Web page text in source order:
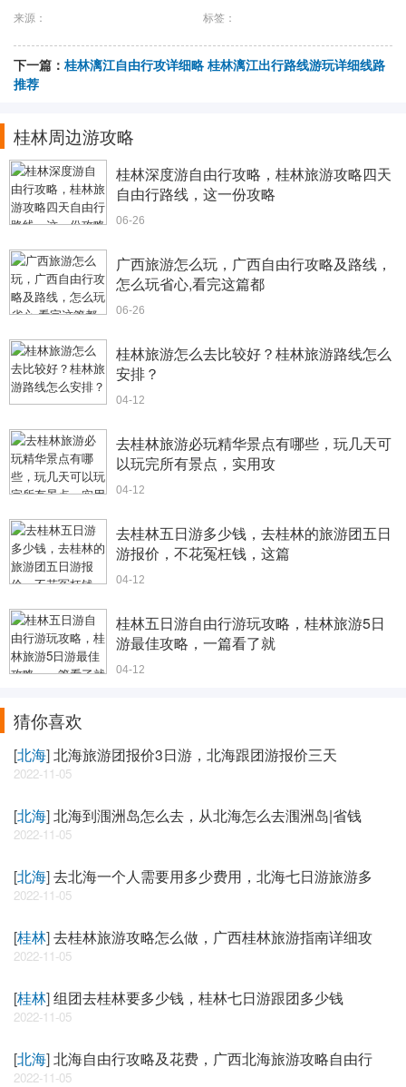
来源： 标签：
下一篇： 桂林漓江自由行攻详细略 桂林漓江出行路线游玩详细线路
推荐
桂林周边游攻略
桂林深度游自由行攻略，桂林旅游攻略四天
自由行路线，这一份攻略
06-26
广西旅游怎么玩，广西自由行攻略及路线，
怎么玩省心,看完这篇都
06-26
桂林旅游怎么去比较好？桂林旅游路线怎么
安排？
04-12
去桂林旅游必玩精华景点有哪些，玩几天可
以玩完所有景点，实用攻
04-12
去桂林五日游多少钱，去桂林的旅游团五日
游报价，不花冤枉钱，这篇
04-12
桂林五日游自由行游玩攻略，桂林旅游5日
游最佳攻略，一篇看了就
04-12
猜你喜欢
[北海]北海旅游团报价3日游，北海跟团游报价三天
2022-11-05
[北海]北海到涠洲岛怎么去，从北海怎么去涠洲岛|省钱
2022-11-05
[北海]去北海一个人需要用多少费用，北海七日游旅游多
2022-11-05
[桂林]去桂林旅游攻略怎么做，广西桂林旅游指南详细攻
2022-11-05
[桂林]组团去桂林要多少钱，桂林七日游跟团多少钱
2022-11-05
[北海]北海自由行攻略及花费，广西北海旅游攻略自由行
2022-11-05